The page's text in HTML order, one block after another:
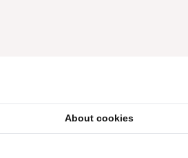
Heb je
About cookies